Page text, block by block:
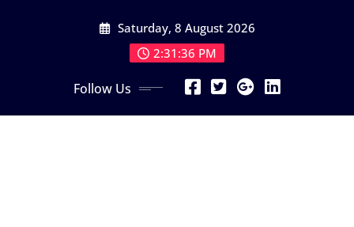
Saturday, 8 August 2026
2:31:38 PM
Follow Us